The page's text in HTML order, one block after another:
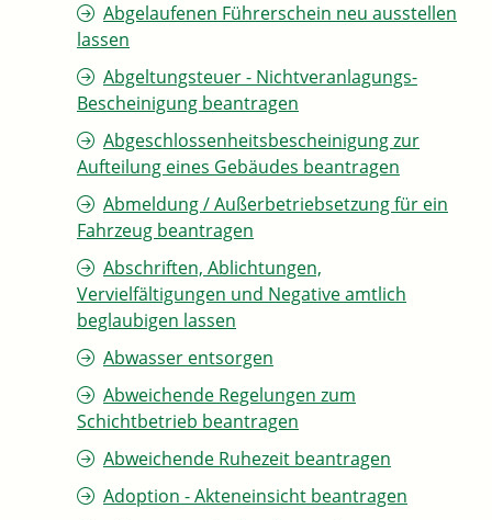
Abgelaufenen Führerschein neu ausstellen
lassen
Abgeltungsteuer - Nichtveranlagungs-
Bescheinigung beantragen
Abgeschlossenheitsbescheinigung zur
Aufteilung eines Gebäudes beantragen
Abmeldung / Außerbetriebsetzung für ein
Fahrzeug beantragen
Abschriften, Ablichtungen,
Vervielfältigungen und Negative amtlich
beglaubigen lassen
Abwasser entsorgen
Abweichende Regelungen zum
Schichtbetrieb beantragen
Abweichende Ruhezeit beantragen
Adoption - Akteneinsicht beantragen